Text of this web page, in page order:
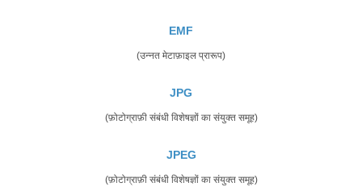
EMF
(उन्नत मेटाफ़ाइल प्रारूप)
JPG
(फ़ोटोग्राफ़ी संबंधी विशेषज्ञों का संयुक्त समूह)
JPEG
(फ़ोटोग्राफ़ी संबंधी विशेषज्ञों का संयुक्त समूह)